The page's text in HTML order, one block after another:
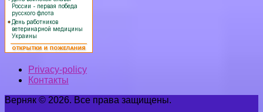
Privacy-policy
Контакты
Верняк © 2026. Все права защищены.